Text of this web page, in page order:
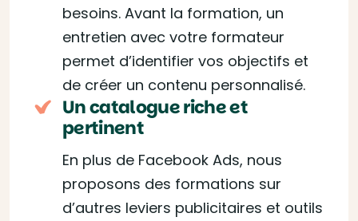
besoins. Avant la formation, un
entretien avec votre formateur
permet d’identifier vos objectifs et
de créer un contenu personnalisé.
Un catalogue riche et
pertinent
En plus de Facebook Ads, nous
proposons des formations sur
d’autres leviers publicitaires et outils